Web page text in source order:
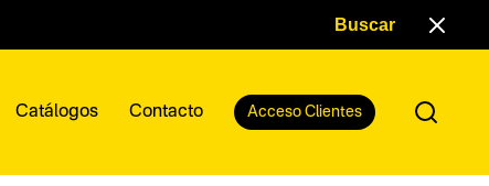
Catálogos Contacto Acceso Clientes